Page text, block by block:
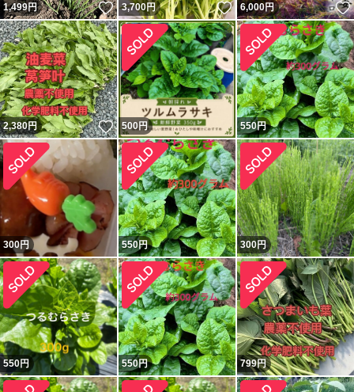
1,499円 いいね！
3,700円 いいね！
6,000円
2,380円 いいね！
500円 550円
300円 550円 300円
550円 550円 799円